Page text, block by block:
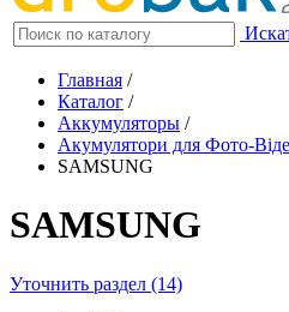
Главная /
Каталог /
Аккумуляторы /
Акумулятори для Фото-
SAMSUNG
SAMSUNG
Уточнить раздел (14)